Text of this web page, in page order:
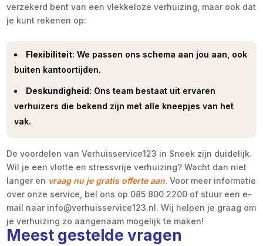
verzekerd bent van een vlekkeloze verhuizing, maar ook dat
je kunt rekenen op:
Flexibiliteit: We passen ons schema aan jou aan, ook
buiten kantoortijden.
Deskundigheid: Ons team bestaat uit ervaren
verhuizers die bekend zijn met alle kneepjes van het
vak.
De voordelen van Verhuisservice123 in Sneek zijn duidelijk.
Wil je een vlotte en stressvrije verhuizing? Wacht dan niet
langer en vraag nu je gratis offerte aan. Voor meer informatie
over onze service, bel ons op 085 800 2200 of stuur een e-
mail naar info@verhuisservice123.nl. Wij helpen je graag om
je verhuizing zo aangenaam mogelijk te maken!
Meest gestelde vragen